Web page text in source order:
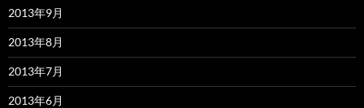
2013年9月
2013年8月
2013年7月
2013年6月